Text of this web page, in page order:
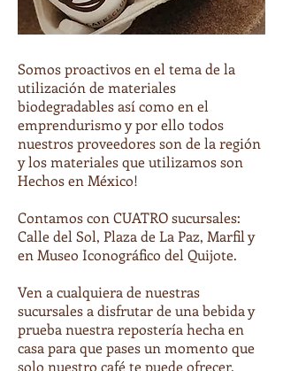
Somos proactivos en el tema de la
utilización de materiales
biodegradables así como en el
emprendurismo y por ello todos
nuestros proveedores son de la región
y los materiales que utilizamos son
Hechos en México!
Contamos con CUATRO sucursales:
Calle del Sol, Plaza de La Paz, Marfil y
en Museo Iconográfico del Quijote.
Ven a cualquiera de nuestras
sucursales a disfrutar de una bebida y
prueba nuestra repostería hecha en
casa para que pases un momento que
solo nuestro café te puede ofrecer.